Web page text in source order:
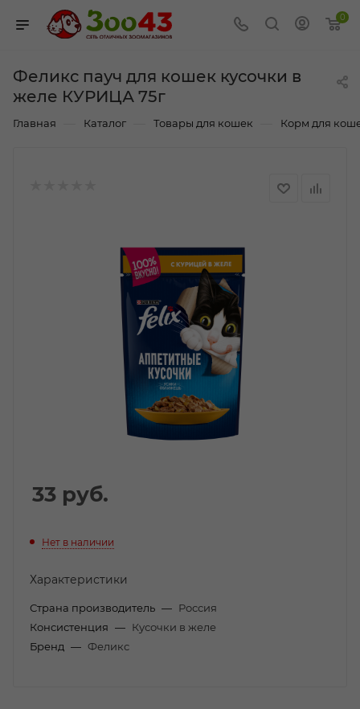
0
Феликс пауч для кошек кусочки в
желе КУРИЦА 75г
Главная Каталог Товары для кошек Корм для
33 руб.
Нет в наличии
Характеристики
Страна производитель — Россия
Консистенция — Кусочки в желе
Бренд — Феликс